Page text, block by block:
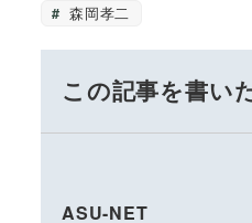
森岡孝二
この記事を書い
ASU-NET